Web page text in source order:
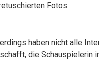
Fotos.
haben nicht alle
die Schauspielerin